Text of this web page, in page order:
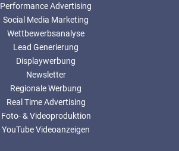
Performance Advertising
Social Media Marketing
Wettbewerbsanalyse
Lead Generierung
Displaywerbung
Newsletter
Regionale Werbung
Real Time Advertising
Foto- & Videoproduktion
YouTube Videoanzeigen